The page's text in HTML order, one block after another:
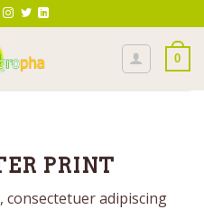
0
PRINT
consectetuer adipiscing